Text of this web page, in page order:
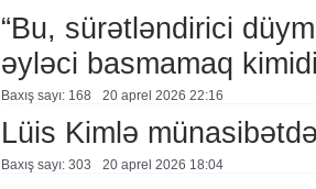
“Bu, sürətləndirici
əyləci basmamaq
Baxış sayı: 168 20 aprel 2026 22:16
Lüis Kimlə
Baxış sayı: 303 20 aprel 2026 18:04